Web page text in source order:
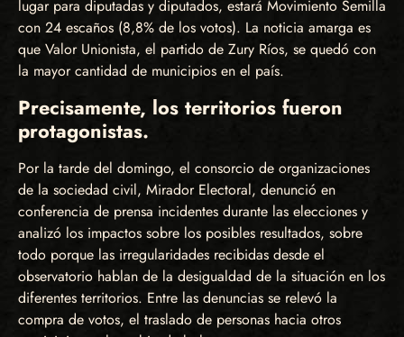
lugar para diputadas y diputados, estará Movimiento Semilla
con 24 escaños (8,8% de los votos). La noticia amarga es
que Valor Unionista, el partido de Zury Ríos, se quedó con
la mayor cantidad de municipios en el país.
Precisamente, los territorios fueron
protagonistas.
Por la tarde del domingo, el consorcio de organizaciones
de la sociedad civil, Mirador Electoral, denunció en
conferencia de prensa incidentes durante las elecciones y
analizó los impactos sobre los posibles resultados, sobre
todo porque las irregularidades recibidas desde el
observatorio hablan de la desigualdad de la situación en los
diferentes territorios. Entre las denuncias se relevó la
compra de votos, el traslado de personas hacia otros